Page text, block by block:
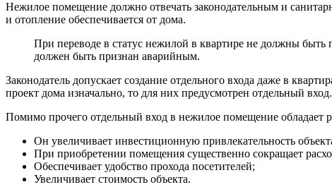
Нежилое помещение должно отвечать законодательным и
и отопление обеспечивается от дома.
При переводе в статус нежилой в квартире не должны
должен быть признан аварийным.
Законодатель допускает создание отдельного входа даже в
проект дома изначально, то для них предусмотрен отдельный вход.
Помимо прочего отдельный вход в нежилое помещение обладает
Он увеличивает инвестиционную привлекательность
При приобретении помещения существенно сокращает
Обеспечивает удобство прохода посетителей;
Увеличивает стоимость объекта.